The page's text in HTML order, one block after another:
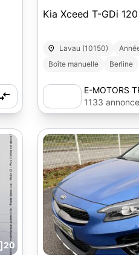
Kia Xceed T-GDi
Lavau (10150)
Boîte manuelle
Berline
E-MOTORS
1133
20